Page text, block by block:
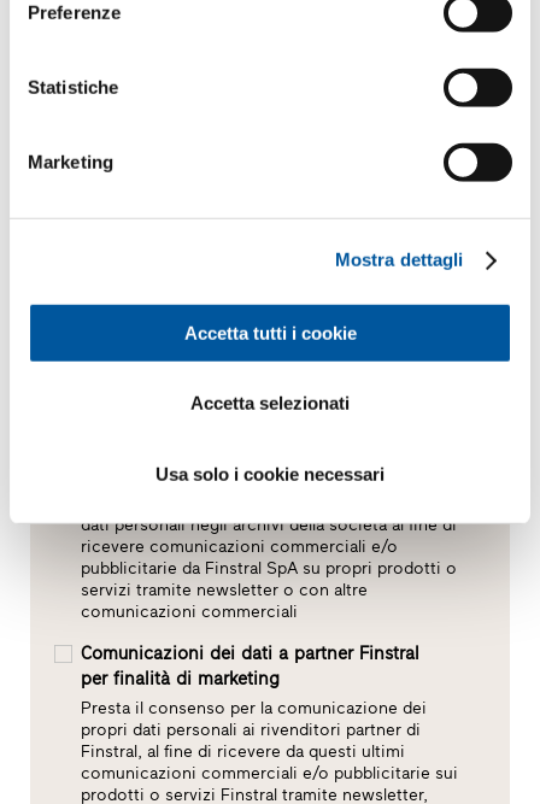
Preferenze
Statistiche
Marketing
Mostra dettagli
Accetta tutti i cookie
Accetta selezionati
Usa solo i cookie necessari
Paese*
Elaborazione dati in Finstral
Consenso al trattamento dei dati*
presta il consenso all’inserimento di tali dati
negli archivi della società e al trattamento degli
servizi richiesti
Finstral SpA
dati personali negli archivi della società al fine di
ricevere comunicazioni commerciali e/o
pubblicitarie da Finstral SpA su propri prodotti o
servizi tramite newsletter o con altre
comunicazioni commerciali
Comunicazioni dei dati a partner Finstral
per finalità di marketing
Presta il consenso per la comunicazione dei
propri dati personali ai rivenditori partner di
Finstral, al fine di ricevere da questi ultimi
comunicazioni commerciali e/o pubblicitarie sui
prodotti o servizi Finstral tramite newsletter,